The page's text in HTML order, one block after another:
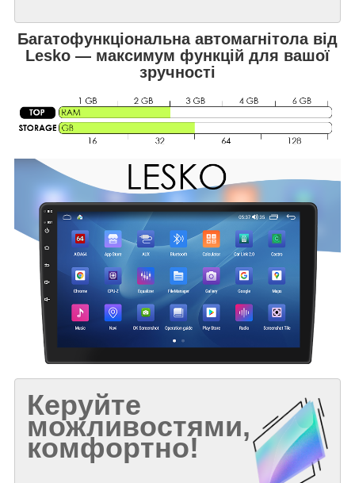
Багатофункціональна автомагнітола від
Lesko — максимум функцій для вашої
зручності
Керуйте
можливостями,
комфортно!